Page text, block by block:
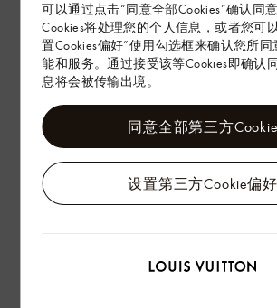
可以通过点击“同意全部Cookies”确认同
Cookies将处理您的个人信息，或者您可
置Cookies偏好”使用勾选框来确认您所同
能和服务。通过接受该等Cookies即确认
息将会被传输出境。
设置第三方Cookie偏好
同意全部第三方Cookie
在专卖店内探索
配送 & 退货
赠礼